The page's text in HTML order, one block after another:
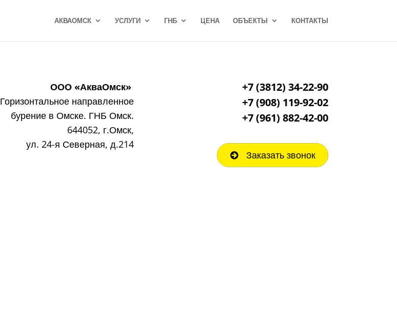
АКВАОМСК УСЛУГИ ГНБ ЦЕНА ОБЪЕКТЫ КОНТАКТЫ
ООО «АкваОмск»
Горизонтальное направленное
бурение в Омске. ГНБ Омск.
644052, г.Омск,
ул. 24-я Северная, д.214
+7 (3812) 34-22-90
+7 (908) 119-92-02
+7(961) 882-42-00
Заказать звонок